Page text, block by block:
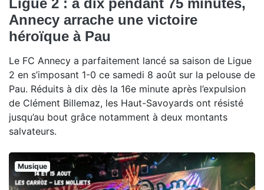
Ligue 2 : à dix pendant 75 minutes,
Annecy arrache une victoire
héroïque à Pau
Le FC Annecy a parfaitement lancé sa saison de Ligue
2 en s’imposant 1-0 ce samedi 8 août sur la pelouse de
Pau. Réduits à dix dès la 16e minute après l’expulsion
de Clément Billemaz, les Haut-Savoyards ont résisté
jusqu’au bout grâce notamment à deux montants
salvateurs.
Musique